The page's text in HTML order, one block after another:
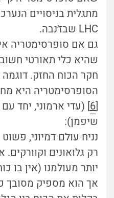
מתגלית בניסויים
LHC שבז׳נבה.
גם אם סופרסימטריה
שהיא כלי תאורטי
חקר הכוח החזק.
הסופרסימטריה היא
[
6] (עדי ארמוני, יחד עם
שיפמן):
נניח עולם דמיוני,
רק גלואונים
יותר מעולמנו (אין בו
אך הוא מספיק מסובך